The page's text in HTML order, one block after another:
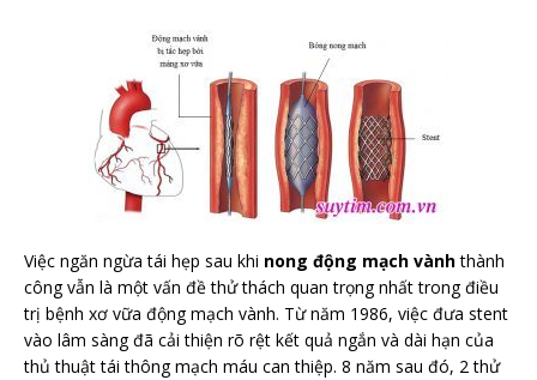
Việc ngăn ngừa tái hẹp sau khi nong động mạch vànhthành
công vẫn là một vấn đề thử thách quan trọng nhất trong điều
trị bệnh xơ vữa động mạch vành. Từ năm 1986, việc đưa stent
vào lâm sàng đã cải thiện rõ rệt kết quả ngắn và dài hạn của
thủ thuật tái thông mạch máu can thiệp. 8 năm sau đó, 2 thử